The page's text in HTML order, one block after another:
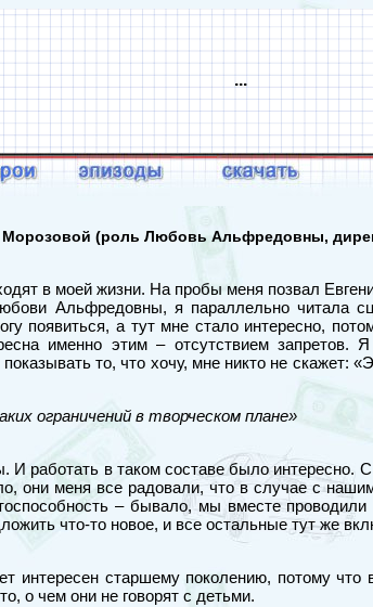
...
Морозовой (роль Любовь Альфредовны,
в моей жизни. На пробы меня позвал
Альфредовны, я параллельно читала
появиться, а тут мне стало интересно,
именно этим – отсутствием
то, что хочу, мне никто не скажет:
ограничений в творческом плане»
И работать в таком составе было
они меня все радовали, что в случае с
– бывало, мы вместе
что-то новое, и все остальные тут же
старшему поколению, потому что
о чем они не говорят с детьми.